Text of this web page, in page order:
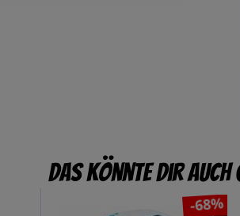
Das könnte dir auch
-68%